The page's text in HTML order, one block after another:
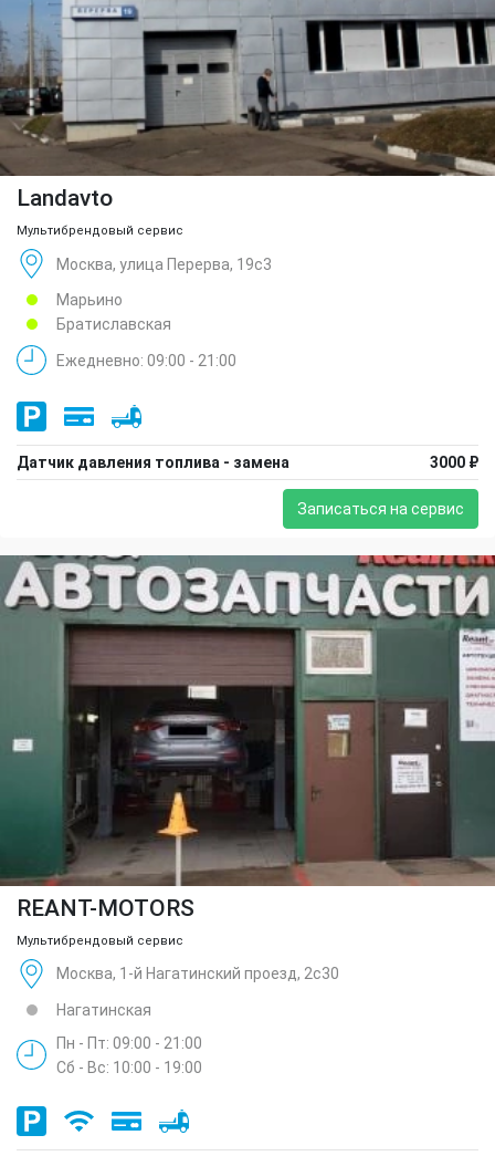
Landavto
Мультибрендовый сервис
Москва, улица Перерва, 19с3
Марьино
Братиславская
Ежедневно: 09:00 - 21:00
Датчик давления топлива - замена 3000 ₽
Записаться на сервис
REANT-MOTORS
Мультибрендовый сервис
Москва, 1-й Нагатинский проезд, 2с30
Нагатинская
Пн - Пт: 09:00 - 21:00
Сб - Вс: 10:00 - 19:00